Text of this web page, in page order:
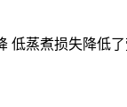
蒸煮损失降低